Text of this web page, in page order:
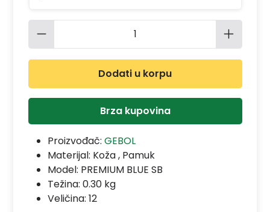
Količina proizvoda: Unesite
Dodati u korpu
Brza kupovina
Proizvođač: GEBOL
Materijal: Koža , Pamuk
Model: PREMIUM BLUE SB
Težina: 0.30 kg
Veličina: 12